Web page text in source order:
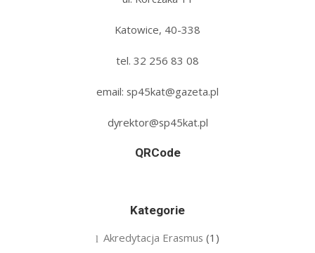
Katowice, 40-338
tel. 32 256 83 08‬
email: sp45kat@gazeta.pl
dyrektor@sp45kat.pl
QRCode
Kategorie
Akredytacja Erasmus (1)